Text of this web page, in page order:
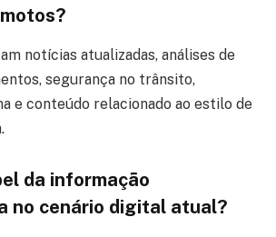
notícias atualizadas, análises de
segurança no trânsito,
e conteúdo relacionado ao estilo de
da informação
no cenário digital atual?